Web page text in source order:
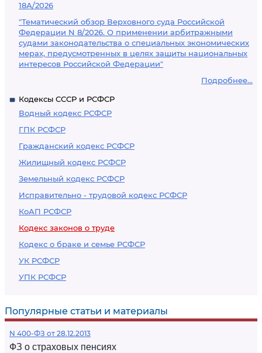
18А/2026
"Тематический обзор Верховного суда Российской
Федерации N 8/2026. О применении арбитражными
судами законодательства о специальных экономических
мерах, предусмотренных в целях защиты национальных
интересов Российской Федерации"
Подробнее...
Кодексы СССР и РСФСР
Водный кодекс РСФСР
ГПК РСФСР
Гражданский кодекс РСФСР
Жилищный кодекс РСФСР
Земельный кодекс РСФСР
Исправительно - трудовой кодекс РСФСР
КоАП РСФСР
Кодекс законов о труде
Кодекс о браке и семье РСФСР
УК РСФСР
УПК РСФСР
Популярные статьи и материалы
N 400-ФЗ от 28.12.2013
ФЗ о страховых пенсиях